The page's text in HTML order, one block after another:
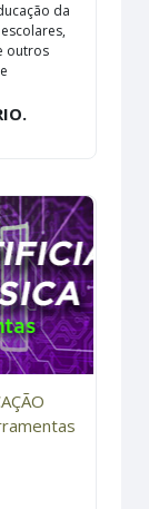
da
outros
BÁSICA -